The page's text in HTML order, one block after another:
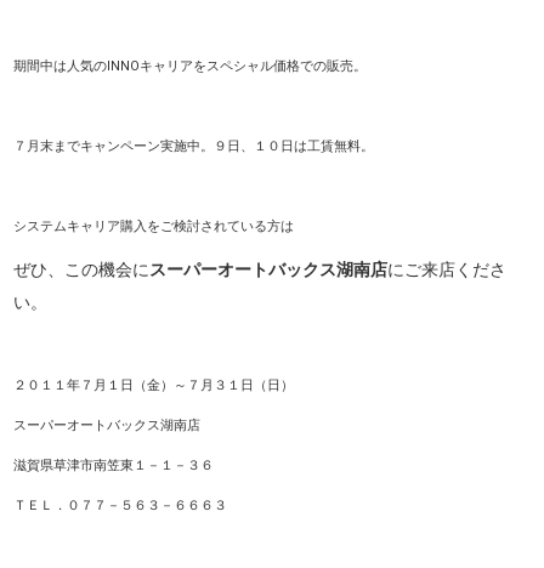
期間中は人気のINNOキャリアをスペシャル価格での販売。
７月末までキャンペーン実施中。９日、１０日は工賃無料。
システムキャリア購入をご検討されている方は
ぜひ、この機会に スーパーオートバックス湖南店にご来店くださ
い。
２０１１年７月１日（金）～７月３１日（日）
スーパーオートバックス湖南店
滋賀県草津市南笠東１－１－３６
ＴＥＬ．０７７－５６３－６６６３